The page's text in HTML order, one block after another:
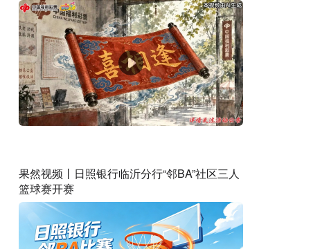
果然视频丨日照银行临沂分行“邻BA”社区三人
篮球赛开赛